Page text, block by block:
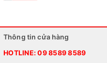
Thông tin cửa hàng
HOTLINE:09 8589 8589